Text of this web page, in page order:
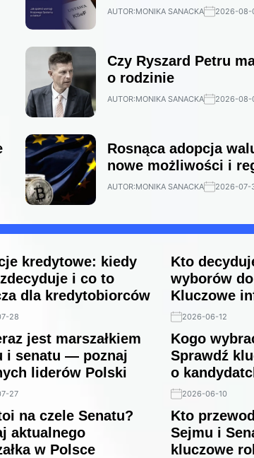
AUTOR:MONIKA SANACKA 2026-08-
Czy Ryszard Petru
o rodzinie
AUTOR:MONIKA SANACKA 2026-08-
Rosnąca adopcja
nowe możliwości i
AUTOR:MONIKA SANACKA 2026-07-
kredytowe: kiedy
i co to
dla kredytobiorców
28
jest marszałkiem
i senatu — poznaj
liderów Polski
27
na czele Senatu?
aktualnego
w Polsce
Kto
wyborów
Kluczowe
musisz znać
2026-06-12
Kogo
Sprawdź
o
programach
2026-06-10
Kto
Sejmu i
kluczowe